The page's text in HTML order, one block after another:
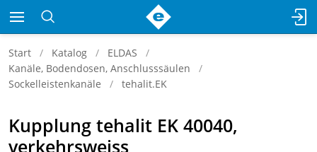
Start Katalog
ELDAS
Kanäle, Bodendosen, Anschlusssäulen
Sockelleistenkanäle
tehalit.EK
Kupplung tehalit EK 40040,
verkehrsweiss